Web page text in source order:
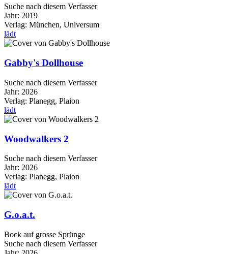
Suche nach diesem Verfasser
Jahr: 2019
Verlag: München, Universum
lädt
Gabby's Dollhouse
Suche nach diesem Verfasser
Jahr: 2026
Verlag: Planegg, Plaion
lädt
Woodwalkers 2
Suche nach diesem Verfasser
Jahr: 2026
Verlag: Planegg, Plaion
lädt
G.o.a.t.
Bock auf grosse Sprünge
Suche nach diesem Verfasser